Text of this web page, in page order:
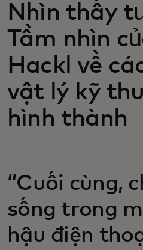
Dành cho nhà
Tin tức và xu
Nhìn thấy
Tầm nhìn
Hackl về
vật lý kỹ
hình thành
“Cuối cùng,
sống trong
hậu điện